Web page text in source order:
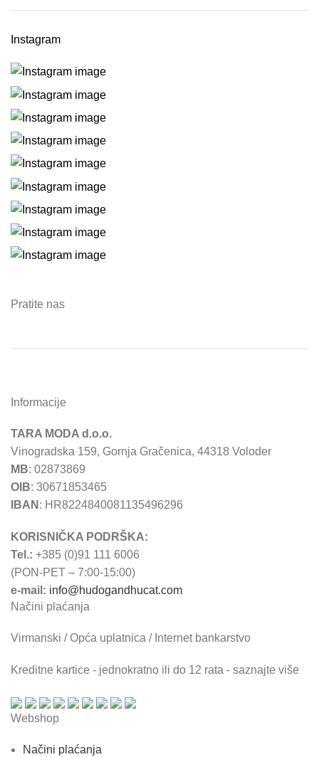
Instagram
Pratite nas
Informacije
TARA MODA d.o.o.
Vinogradska 159, Gornja Gračenica, 44318 Voloder
MB: 02873869
OIB: 30671853465
IBAN : HR8224840081135496296
KORISNIČKA PODRŠKA:
Tel.: +385 (0)91 111 6006
(PON-PET – 7:00-15:00)
e-mail: info@hudogandhucat.com
Načini plaćanja
Virmanski / Opća uplatnica / Internet bankarstvo
Kreditne kartice - jednokratno ili do 12 rata - saznajte više
Webshop
Načini plaćanja